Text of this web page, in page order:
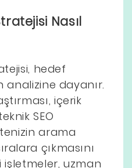
Nasıl
hedef
analizine dayanır.
içerik
SEO
arama
çıkmasını
işletmeler, uzman